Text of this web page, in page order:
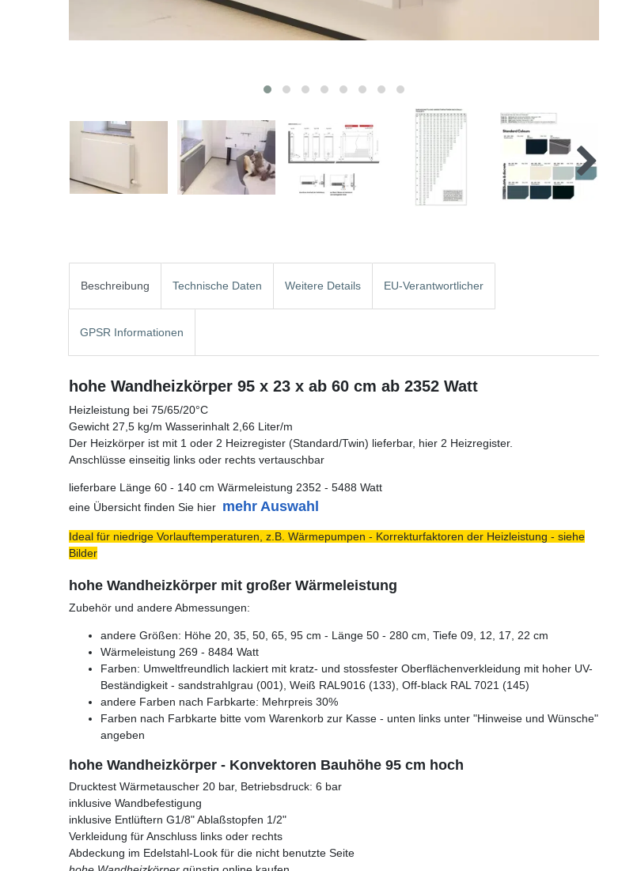
Beschreibung Technische Daten Weitere Details EU-Verantwortlicher
GPSR Informationen
hohe Wandheizkörper 95 x 23 x ab 60 cm ab 2352 Watt
Heizleistung bei 75/65/20°C
Gewicht 27,5 kg/m Wasserinhalt 2,66 Liter/m
Der Heizkörper ist mit 1 oder 2 Heizregister (Standard/Twin) lieferbar, hier 2 Heizregister.
Anschlüsse einseitig links oder rechts vertauschbar
lieferbare Länge 60 - 140 cm Wärmeleistung 2352 - 5488 Watt
eine Übersicht finden Sie hier mehr Auswahl
Ideal für niedrige Vorlauftemperaturen, z.B. Wärmepumpen - Korrekturfaktoren der Heizleistung - siehe
Bilder
hohe Wandheizkörper mit großer Wärmeleistung
Zubehör und andere Abmessungen:
andere Größen: Höhe 20, 35, 50, 65, 95 cm - Länge 50 - 280 cm, Tiefe 09, 12, 17, 22 cm
Wärmeleistung 269 - 8484 Watt
Farben: Umweltfreundlich lackiert mit kratz- und stossfester Oberflächenverkleidung mit hoher UV-
Beständigkeit - sandstrahlgrau (001), Weiß RAL9016 (133), Off-black RAL 7021 (145)
andere Farben nach Farbkarte: Mehrpreis 30%
Farben nach Farbkarte bitte vom Warenkorb zur Kasse - unten links unter "Hinweise und Wünsche"
angeben
hohe Wandheizkörper - Konvektoren Bauhöhe 95 cm hoch
Drucktest Wärmetauscher 20 bar, Betriebsdruck: 6 bar
inklusive Wandbefestigung
inklusive Entlüftern G1/8" Ablaßstopfen 1/2"
Verkleidung für Anschluss links oder rechts
Abdeckung im Edelstahl-Look für die nicht benutzte Seite